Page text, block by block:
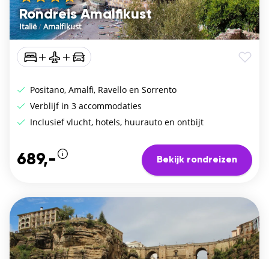
Rondreis Amalfikust
Italië/Amalfikust
Positano, Amalfi, Ravello en Sorrento
Verblijf in 3 accommodaties
Inclusief vlucht, hotels, huurauto en ontbijt
689,- Bekijk rondreizen